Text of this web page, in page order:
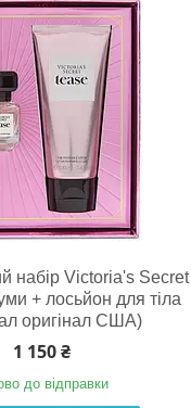
набір Victoria's Secret
+ лосьйон для тіла
оригінал США)
1 150 ₴
до відправки